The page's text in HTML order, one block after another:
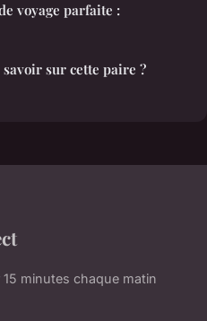
voyage parfaite :
sur cette paire ?
minutes chaque matin